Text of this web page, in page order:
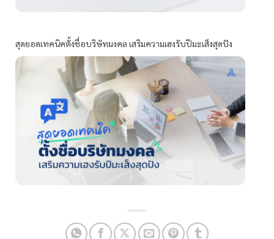
สุดยอดเทคนิคตั้งชื่อบริษัทมงคล เสริมความเฮงรับปีมะเส็งสุดปัง